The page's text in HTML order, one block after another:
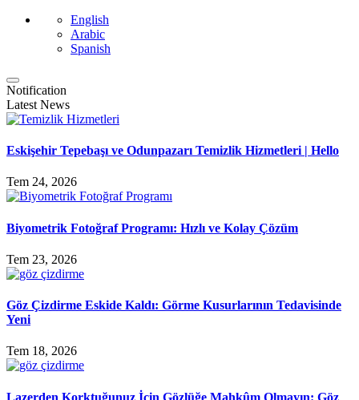
English
Arabic
Spanish
Notification
Latest News
Eskişehir Tepebaşı ve Odunpazarı Temizlik Hizmetleri | Hello
Tem 24, 2026
Biyometrik Fotoğraf Programı: Hızlı ve Kolay Çözüm
Tem 23, 2026
Göz Çizdirme Eskide Kaldı: Görme Kusurlarının Tedavisinde
Yeni
Tem 18, 2026
Lazerden Korktuğunuz İçin Gözlüğe Mahkûm Olmayın: Göz